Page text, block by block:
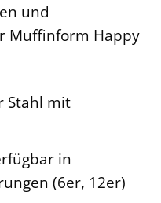
und
Muffinform Happy
Stahl mit
in
(6er, 12er)